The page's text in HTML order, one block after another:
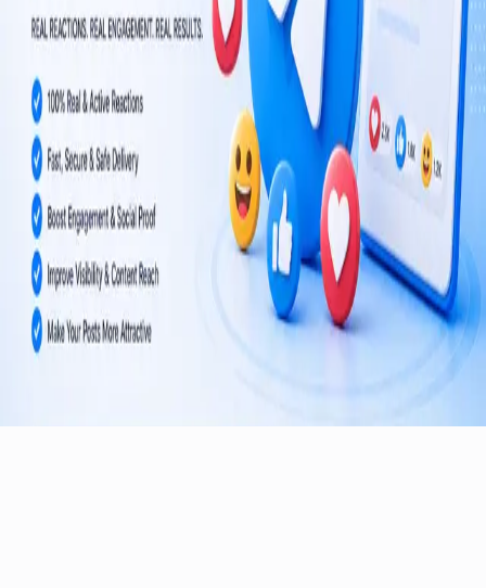
कानूनी
2026 TelegramMember
सर्वाधिकार सुरक्षित।
दुनिया भर के चैनलों और समूहों के लिए विश्वसनीय टेलीग्राम ग्रोथ सेवाएँ।